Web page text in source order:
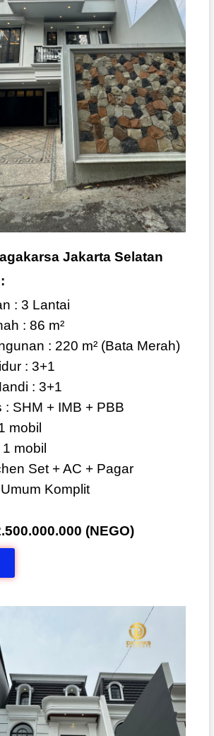
Jakarta Selatan
: 3 Lantai
: 86 m²
: 220 m² (Bata Merah)
: 3+1
: 3+1
: SHM + IMB + PBB
mobil
mobil
Set + AC + Pagar
Komplit
(NEGO)